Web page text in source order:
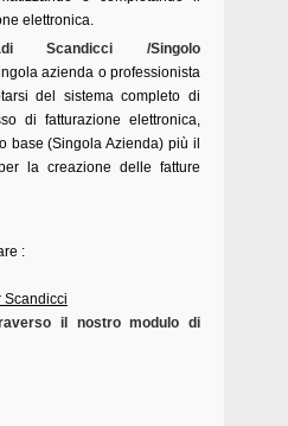
elettronica.
Scandicci /Singolo
azienda o professionista
del sistema completo di
di fatturazione elettronica,
base (Singola Azienda) più il
la creazione delle fatture
:
il nostro modulo di